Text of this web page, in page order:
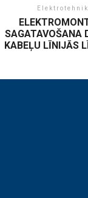
SAGATAVOŠANA
KABEĻU LĪNIJĀS